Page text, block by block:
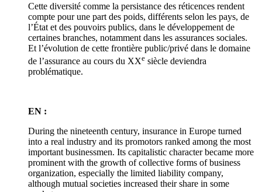
Cette diversité comme la persistance des réticences rendent
compte pour une part des poids, différents selon les pays, de
l’État et des pouvoirs publics, dans le développement de
certaines branches, notamment dans les assurances sociales.
Et l’évolution de cette frontière public/privé dans le domaine
de l’assurance au cours du XXe siècle deviendra
problématique.
EN :
During the nineteenth century, insurance in Europe turned
into a real industry and its promotors ranked among the most
important businessmen. Its capitalistic character became more
prominent with the growth of collective forms of business
organization, especially the limited liability company,
although mutual societies increased their share in some